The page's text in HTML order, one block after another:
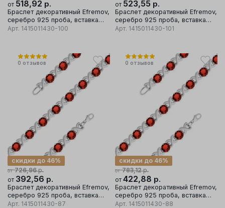
от 518,92 р.
Браслет декоративный Efremov,
серебро 925 проба, вставка
раухтопаз
Арт. 1415011430-100
от 523,55 р.
Браслет декоративный Efremov,
серебро 925 проба, вставка
гранат
Арт. 1415011430-101
0 отзывов
от 726,96р.
скидки до 46%
от 392,56 р.
Браслет декоративный Efremov,
серебро 925 проба, вставка
гранат
Арт. 1415011430-87
0 отзывов
от 783,12р.
скидки до 46%
от 422,88 р.
Браслет декоративный Efremov,
серебро 925 проба, вставка
гранат
Арт. 1415011430-88